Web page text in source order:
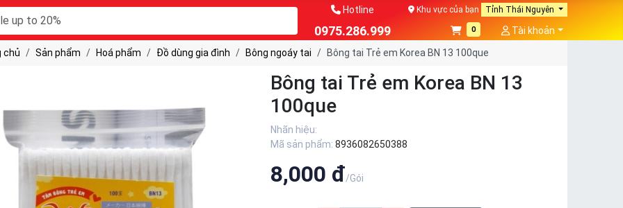
Hotline
0975.286.999
Khu vực của bạn Tỉnh Thái Nguyên
0 Tài khoản
chủ Sản phẩm Hoá phẩm Đồ dùng gia đình Bông ngoáy tai Bông tai Trẻ em Korea BN 13 100que
Bông tai Trẻ em Korea BN 13
100que
Nhãn hiệu:
Mã sản phẩm: 8936082650388
8,000 đ/Gói